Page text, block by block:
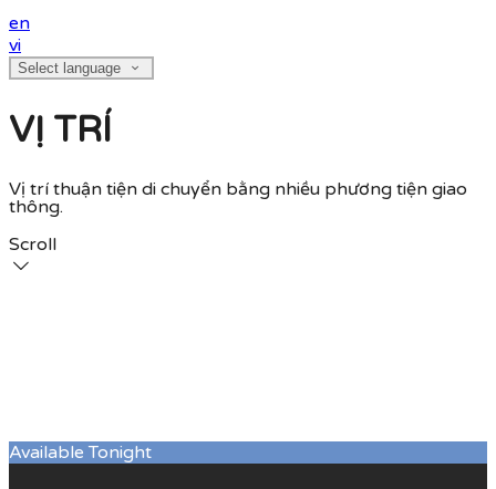
en
vi
Select language
VỊ TRÍ
Vị trí thuận tiện di chuyển bằng nhiều phương tiện giao
thông.
Scroll
Available Tonight